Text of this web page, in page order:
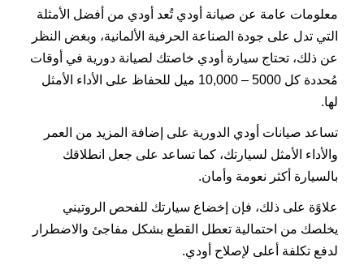
معلومات عامة عن صيانة أودي تُعد أودي من أفضل الأمثلة
التي تدل على جودة الصناعة الحرفية الألمانية، وبغض النظر
عن ذلك، تحتاج سيارة أودي خاصتك لصيانة دورية في أوقات
مُحددة كل 5000 – 10,000 ميل للحفاظ على الأداء الأمثل
لها.
تساعد صيانات أودي الدورية على إضافة المزيد من العمر
والأداء الأمثل لسيارتك، كما تساعد على جعل انطلاقك
بالسيارة أكثر نعومة وأمان.
علاوًة على ذلك، فإن إخضاع سيارتك للفحص الروتيني
يخلصك من احتمالية تعطل القطع بشكل مفاجئ والاضطرار
لدفع تكلفة أعلى لإصلاح أودي.